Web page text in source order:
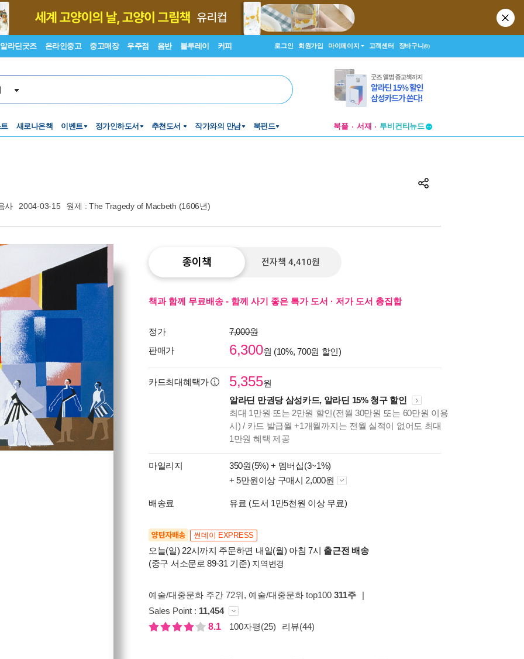
알라딘굿즈 온라인중고 중고매장 우주점 음반 블루레이 커피 로그인 회원가입 마이페이지 고객센터 장바구니(0)
새로나온책 이벤트 정가인하도서 추천도서 작가와의 만남 북펀드 북플 서재
투비컨티뉴드
사 2004-03-15 원제 : The Tragedy of Macbeth (1606년)
종이책 전자책 4,410원
책과 함께 무료배송 - 함께 사기 좋은 특가 도서 · 저가 도서 총집합
정가
7,000원
판매가
6,300원 (10%, 700원 할인)
카드최대혜택가 5,355원
알라딘 만권당 삼성카드, 알라딘 15% 청구 할인
최대 1만원 또는 2만원 할인(전월 30만원 또는 60만원 이용
시) / 카드 발급월 +1개월까지는 전월 실적이 없어도 최대
1만원 혜택 제공
마일리지 350원(5%) + 멤버십(3~1%)
+ 5만원이상 구매시 2,000원
배송료 유료 (도서 1만5천원 이상 무료)
양탄자배송 썬데이 EXPRESS
오늘(일) 22시까지 주문하면 내일(월) 아침 7시 출근전 배송
(중구 서소문로 89-31 기준) 지역변경
예술/대중문화 주간 72위, 예술/대중문화 top100 311주
|
Sales Point : 11,454
8.1
100자평(25) 리뷰(44)